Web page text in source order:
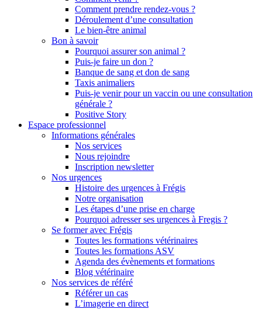
Comment prendre rendez-vous ?
Déroulement d’une consultation
Le bien-être animal
Bon à savoir
Pourquoi assurer son animal ?
Puis-je faire un don ?
Banque de sang et don de sang
Taxis animaliers
Puis-je venir pour un vaccin ou une consultation
générale ?
Positive Story
Espace professionnel
Informations générales
Nos services
Nous rejoindre
Inscription newsletter
Nos urgences
Histoire des urgences à Frégis
Notre organisation
Les étapes d’une prise en charge
Pourquoi adresser ses urgences à Fregis ?
Se former avec Frégis
Toutes les formations vétérinaires
Toutes les formations ASV
Agenda des évènements et formations
Blog vétérinaire
Nos services de référé
Référer un cas
L’imagerie en direct